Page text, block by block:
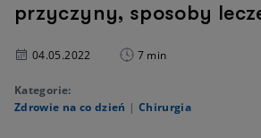
przyczyny, sposoby
04.05.2022 7 min
Kategorie:
Zdrowie na co dzień | Chirurgia